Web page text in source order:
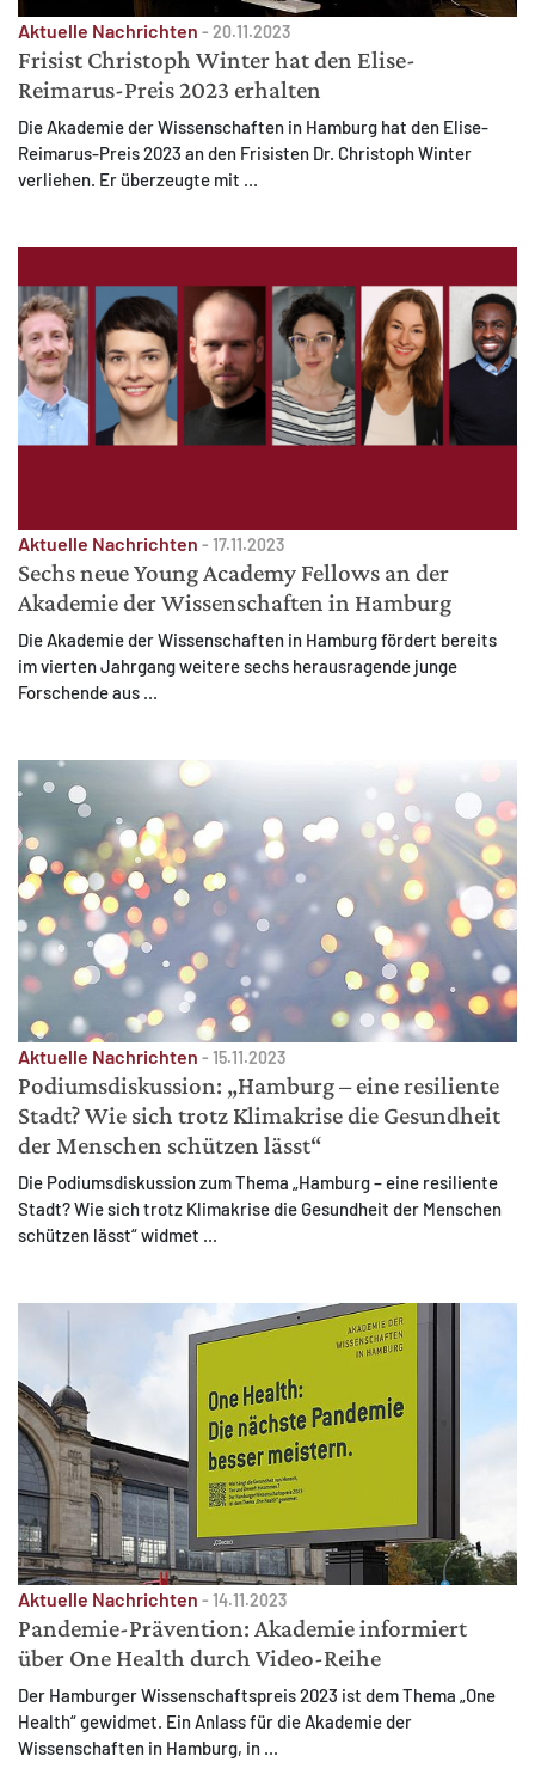
Aktuelle Nachrichten - 20.11.2023
Frisist Christoph Winter hat den Elise-
Reimarus-Preis 2023 erhalten
Die Akademie der Wissenschaften in Hamburg hat den Elise-
Reimarus-Preis 2023 an den Frisisten Dr. Christoph Winter
verliehen. Er überzeugte mit ...
Aktuelle Nachrichten - 17.11.2023
Sechs neue Young Academy Fellows an der
Akademie der Wissenschaften in Hamburg
Die Akademie der Wissenschaften in Hamburg fördert bereits
im vierten Jahrgang weitere sechs herausragende junge
Forschende aus ...
Aktuelle Nachrichten - 15.11.2023
Podiumsdiskussion: „Hamburg – eine resiliente
Stadt? Wie sich trotz Klimakrise die Gesundheit
der Menschen schützen lässt“
Die Podiumsdiskussion zum Thema „Hamburg – eine resiliente
Stadt? Wie sich trotz Klimakrise die Gesundheit der Menschen
schützen lässt“ widmet ...
Aktuelle Nachrichten - 14.11.2023
Pandemie-Prävention: Akademie informiert
über One Health durch Video-Reihe
Der Hamburger Wissenschaftspreis 2023 ist dem Thema „One
Health“ gewidmet. Ein Anlass für die Akademie der
Wissenschaften in Hamburg, in ...